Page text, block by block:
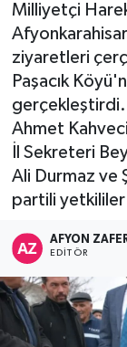
Milliyetçi
ziyaretleri
Paşacık
gerçekleştirdi.
Ahmet
İl Sekreteri
Ali Durmaz ve
partili
AFYON
EDITÖR